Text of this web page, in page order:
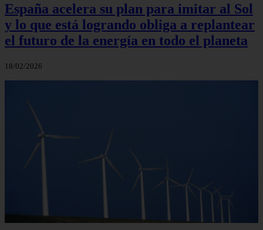
España acelera su plan para imitar al Sol
y lo que está logrando obliga a replantear
el futuro de la energía en todo el planeta
18/02/2026